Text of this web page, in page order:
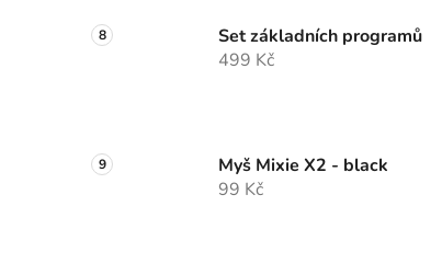
Set základních programů
499 Kč
Myš Mixie X2 - black
99 Kč